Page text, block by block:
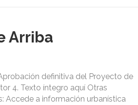
Arriba
definitiva del Proyecto de
4. Texto íntegro aquí Otras
Accede a información urbanística